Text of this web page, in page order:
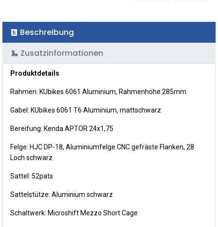
Beschreibung
Zusatzinformationen
Produktdetails
Rahmen: KUbikes 6061 Aluminium, Rahmenhöhe 285mm
Gabel: KUbikes 6061 T6 Aluminium, mattschwarz
Bereifung: Kenda APTOR 24x1,75
Felge: HJC DP-18, Aluminiumfelge CNC gefräste Flanken, 28
Loch schwarz
Sattel: 52pats
Sattelstütze: Aluminium schwarz
Schaltwerk: Microshift Mezzo Short Cage